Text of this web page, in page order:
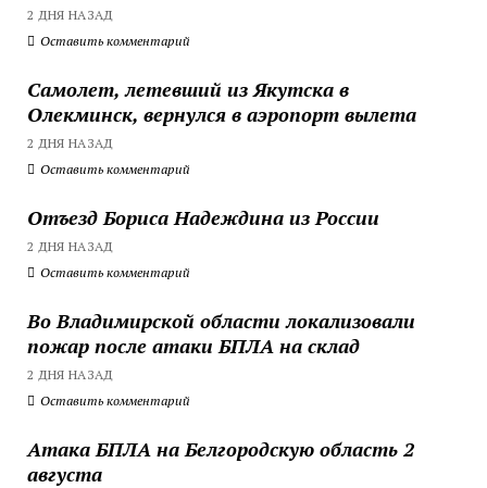
2 ДНЯ НАЗАД
Оставить комментарий
Самолет, летевший из Якутска в
Олекминск, вернулся в аэропорт вылета
2 ДНЯ НАЗАД
Оставить комментарий
Отъезд Бориса Надеждина из России
2 ДНЯ НАЗАД
Оставить комментарий
Во Владимирской области локализовали
пожар после атаки БПЛА на склад
2 ДНЯ НАЗАД
Оставить комментарий
Атака БПЛА на Белгородскую область 2
августа